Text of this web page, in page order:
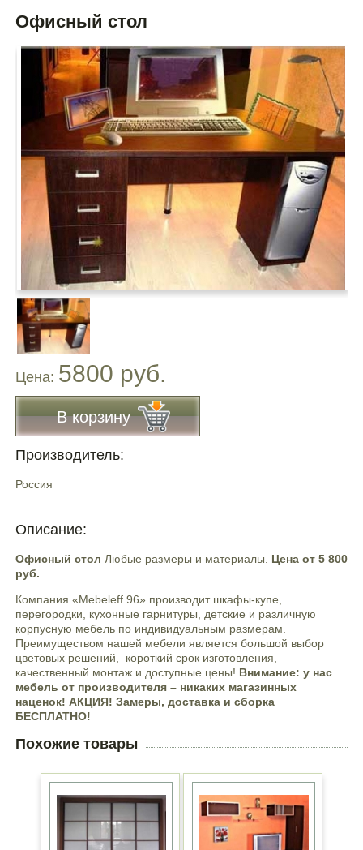
Офисный стол
Цена: 5800 руб.
В корзину
Производитель:
Россия
Описание:
Офисный стол Любые размеры и материалы. Цена от 5 800
руб.
Компания «Mebeleff 96» производит шкафы-купе,
перегородки, кухонные гарнитуры, детские и различную
корпусную мебель по индивидуальным размерам.
Преимуществом нашей мебели является большой выбор
цветовых решений, короткий срок изготовления,
качественный монтаж и доступные цены! Внимание: у нас
мебель от производителя – никаких магазинных
наценок! АКЦИЯ! Замеры, доставка и сборка
БЕСПЛАТНО!
Похожие товары